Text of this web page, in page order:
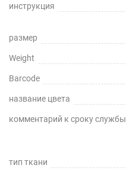
инструкция
размер
Weight
Barcode
название цвета
комментарий к сроку службы
тип ткани